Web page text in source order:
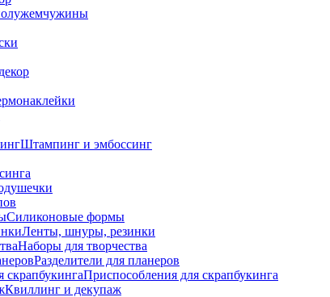
Штампинг и эмбоссинг
Силиконовые формы
Ленты, шнуры, резинки
Наборы для творчества
Разделители для планеров
Приспособления для скрапбукинга
Квиллинг и декупаж